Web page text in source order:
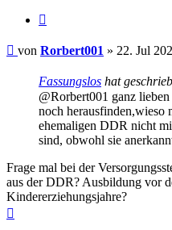
Beitrag
von Rorbert001 » 22. Jul
Fassungslos hat
@Rorbert001 ganz
noch herausfinden,wieso
ehemaligen DDR nicht
sind, obwohl sie
Frage mal bei der
aus der DDR? Ausbildung vor
Kindererziehungsjahre?